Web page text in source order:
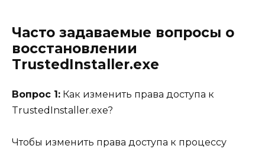
Часто задаваемые вопросы о
восстановлении
TrustedInstaller.exe
Вопрос 1: Как изменить права доступа к
TrustedInstaller.exe?
Чтобы изменить права доступа к процессу